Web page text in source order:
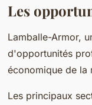
Les
Lamballe-Armor,
d'opportunités
économique de la
Les principaux